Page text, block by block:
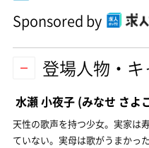
Sponsored by
登場人物・
水瀬 小夜子 (みなせ さよ
天性の歌声を持つ少女。実家は
ていない。実母は歌がうまかっ